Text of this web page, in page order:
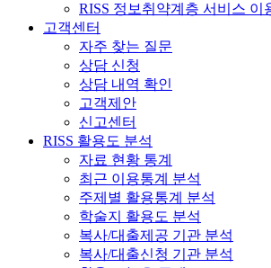
RISS 정보취약계층 서비스 이
고객센터
자주 찾는 질문
상담 신청
상담 내역 확인
고객제안
신고센터
RISS 활용도 분석
자료 현황 통계
최근 이용통계 분석
주제별 활용통계 분석
학술지 활용도 분석
복사/대출제공 기관 분석
복사/대출신청 기관 분석